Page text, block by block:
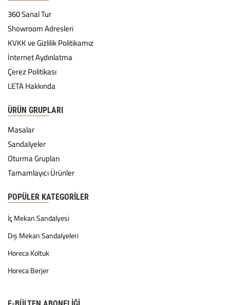
360 Sanal Tur
Showroom Adresleri
KVKK ve Gizlilik Politikamız
İnternet Aydınlatma
Çerez Politikası
LETA Hakkında
ÜRÜN GRUPLARI
Masalar
Sandalyeler
Oturma Grupları
Tamamlayıcı Ürünler
POPÜLER KATEGORILER
İç Mekan Sandalyesi
Dış Mekan Sandalyeleri
Horeca Koltuk
Horeca Berjer